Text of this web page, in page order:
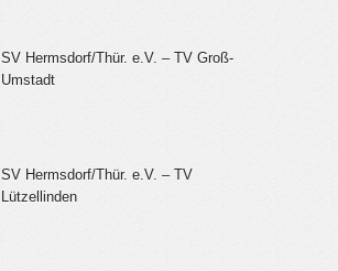
SV Hermsdorf/Thür. e.V. – TV Groß-
Umstadt
SV Hermsdorf/Thür. e.V. – TV
Lützellinden